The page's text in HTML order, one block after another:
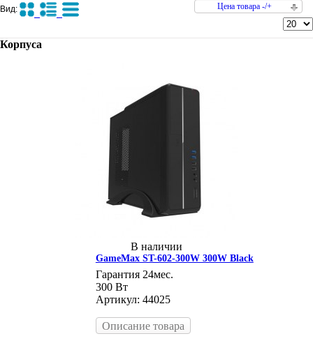
Вид: Цена товара -/+
Корпуса
В наличии
GameMax ST-602-300W 300W Black
Гарантия 24мес.
300 Вт
Артикул: 44025
Описание товара